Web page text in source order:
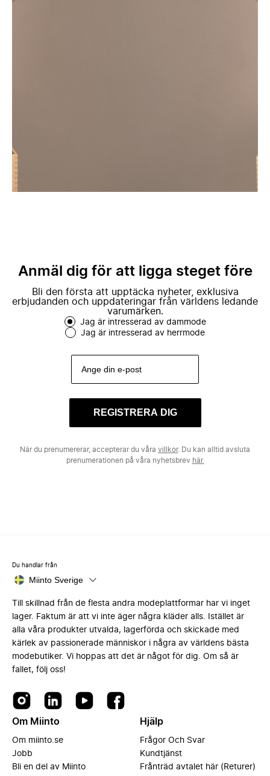
Anmäl dig för att ligga steget före
Bli den första att upptäcka nyheter, exklusiva
erbjudanden och uppdateringar från världens ledande
varumärken.
Jag är intresserad av dammode
Jag är intresserad av herrmode
REGISTRERA DIG
När du prenumererar, accepterar du våra villkor. Du kan alltid avsluta
prenumerationen på våra nyhetsbrev här.
Du handlar från
Miinto Sverige
Till skillnad från de flesta andra modeplattformar har vi inget
lager. Faktum är att vi inte äger några kläder alls. Istället är
alla våra produkter utvalda, lagerförda och skickade med
kärlek av passionerade människor i några av världens bästa
modebutiker. Vi hoppas att det är något för dig. Om så är
fallet, följ oss!
Om Miinto
Om miinto.se
Jobb
Bli en del av Miinto
Hjälp
Frågor Och Svar
Kundtjänst
Frånträd avtalet här (Returer)